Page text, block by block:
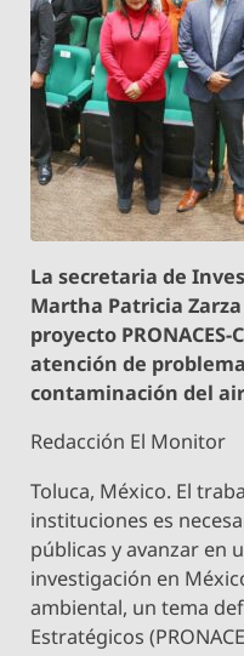
La secretaria de
Martha Patricia
proyecto PRONACES-
atención de
contaminación del
Redacción El Monitor
Toluca, México. El
instituciones es
públicas y avanzar en
investigación en
ambiental, un tema
Estratégicos